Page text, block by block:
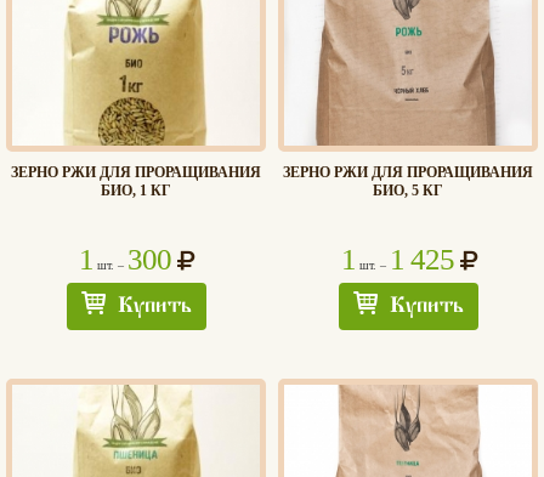
ЗЕРНО РЖИ ДЛЯ ПРОРАЩИВАНИЯ
БИО, 1 КГ
1 шт. – 300
Купить
ЗЕРНО РЖИ ДЛЯ ПРОРАЩИВАНИЯ
БИО, 5 КГ
1 шт. – 1 425
Купить